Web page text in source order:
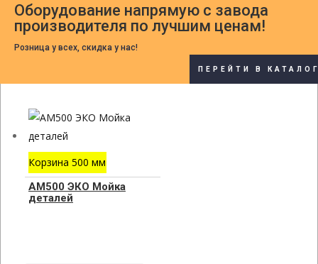
Оборудование напрямую с завода
производителя по лучшим ценам!
Розница у всех, скидка у нас!
ПЕРЕЙТИ В
Корзина 500 мм
АМ500 ЭКО Мойка
деталей